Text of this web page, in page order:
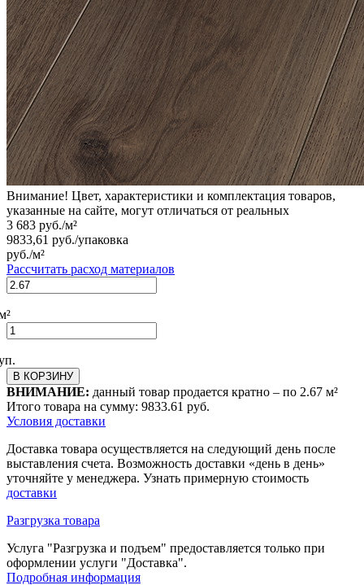
Внимание! Цвет, характеристики и комплектация товаров,
указанные на сайте, могут отличаться от реальных
3 683 руб./м²
9833,61 руб./упаковка
руб./м²
Рассчитать расход материалов
В КОРЗИНУ
ВНИМАНИЕ: данный товар продается кратно – по 2.67 м²
Итого товара на сумму: 9833.61 руб.
Условия доставки
Доставка товара осуществляется на следующий день после
выставления счета. Возможность доставки «день в день»
уточняйте у менеджера. Узнать примерную стоимость
доставки
Разгрузка товара
Услуга "Разгрузка и подъем" предоставляется только при
оформлении услуги "Доставка".
Подробная информация